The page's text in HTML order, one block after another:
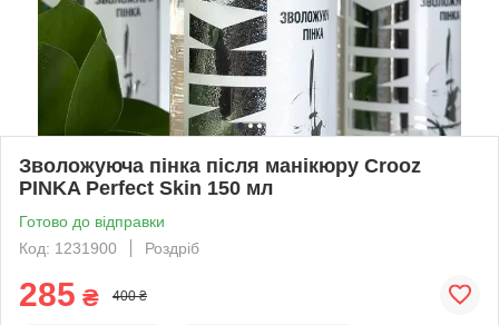
Зволожуюча пінка після манікюру Crooz
PINKA Perfect Skin 150 мл
Готово до відправки
Код: 1231900
Роздріб
285 ₴ 400 ₴